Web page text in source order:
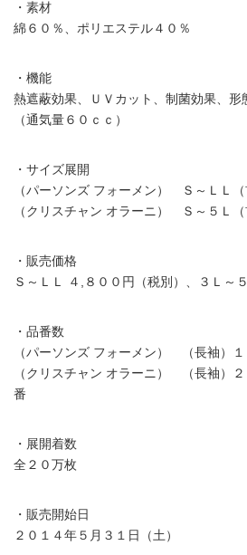
・素材
綿６０％、ポリエステル４０％
・機能
熱遮蔽効果、ＵＶカット、制菌効果、形
（通気量６０ｃｃ）
・サイズ展開
（パーソンズ フォーメン） Ｓ～ＬＬ（
（クリスチャン オラーニ） Ｓ～５Ｌ（
・販売価格
Ｓ～ＬＬ ４,８００円（税別）、３Ｌ～
・品番数
（パーソンズ フォーメン） （長袖）
（クリスチャン オラーニ） （長袖）
番
・展開着数
全２０万枚
・販売開始日
２０１４年５月３１日（土）